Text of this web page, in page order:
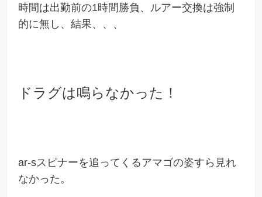
時間は出勤前の1時間勝負、ルアー交換は強制
的に無し、結果、、、
ドラグは鳴らなかった！
ar-sスピナーを追ってくるアマゴの姿すら見れ
なかった。